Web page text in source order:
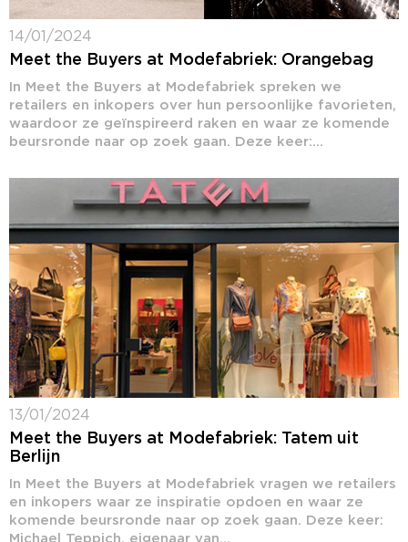
14/01/2024
Meet the Buyers at Modefabriek: Orangebag
In Meet the Buyers at Modefabriek spreken we
retailers en inkopers over hun persoonlijke favorieten,
waardoor ze geïnspireerd raken en waar ze komende
beursronde naar op zoek gaan. Deze keer:...
13/01/2024
Meet the Buyers at Modefabriek: Tatem uit
Berlijn
In Meet the Buyers at Modefabriek vragen we retailers
en inkopers waar ze inspiratie opdoen en waar ze
komende beursronde naar op zoek gaan. Deze keer:
Michael Teppich, eigenaar van...